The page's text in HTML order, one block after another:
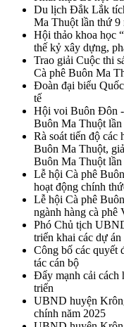
Du lịch Đắk Lắk
Ma Thuột lần thứ 9
Hội thảo khoa học
thế kỷ xây dựng,
Trao giải Cuộc thi
Cà phê Buôn Ma
Đoàn đại biểu
tế
Hội voi Buôn Đôn -
Buôn Ma Thuột
Rà soát tiến độ các
Buôn Ma Thuột,
Buôn Ma Thuột
Lễ hội Cà phê
hoạt động chính
Lễ hội Cà phê
ngành hàng cà phê
Phó Chủ tịch
triển khai các dự
Công bố các quyết
tác cán bộ
Đẩy mạnh cải cách
triển
UBND huyện
chính năm 2025